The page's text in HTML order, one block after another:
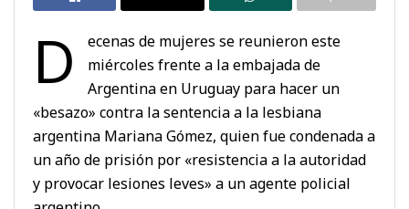
D
ecenas de mujeres se reunieron este
miércoles frente a la embajada de
Argentina en Uruguay para hacer un
«besazo» contra la sentencia a la lesbiana
argentina Mariana Gómez, quien fue condenada a
un año de prisión por «resistencia a la autoridad
y provocar lesiones leves» a un agente policial